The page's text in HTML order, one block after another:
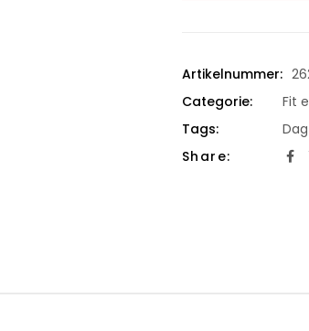
Artikelnummer:
Categorie:
Fit
Tags:
Share: